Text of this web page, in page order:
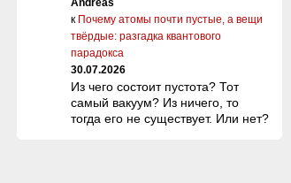
Andreas
к Почему атомы почти пустые, а вещи
твёрдые: разгадка квантового
парадокса
30.07.2026
Из чего состоит пустота? Тот
самый вакуум? Из ничего, то
тогда его не существует. Или нет?